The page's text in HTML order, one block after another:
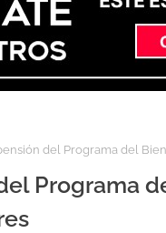
del Programa del
Programa